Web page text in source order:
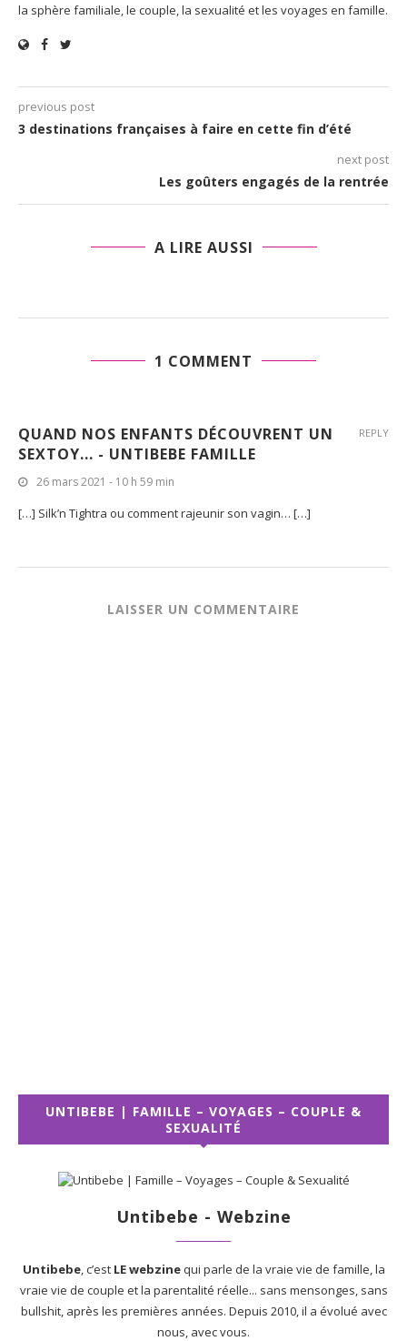
la sphère familiale, le couple, la sexualité et les voyages en famille.
previous post
3 destinations françaises à faire en cette fin d’été
next post
Les goûters engagés de la rentrée
A LIRE AUSSI
1 COMMENT
QUAND NOS ENFANTS DÉCOUVRENT UN
SEXTOY... - UNTIBEBE FAMILLE
26 mars 2021 - 10 h 59 min
[…] Silk’n Tightra ou comment rajeunir son vagin… […]
REPLY
LAISSER UN COMMENTAIRE
UNTIBEBE | FAMILLE – VOYAGES – COUPLE &
SEXUALITÉ
Untibebe - Webzine
Untibebe, c’est LE webzinequi parle de la vraie vie de famille, la
vraie vie de couple et la parentalité réelle... sans mensonges, sans
bullshit, après les premières années. Depuis 2010, il a évolué avec
nous, avec vous.